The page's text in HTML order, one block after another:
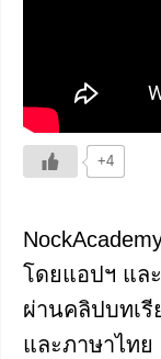
+4
โดยแอปฯ แล
ผ่านคลิปบทเ
และภาษาไทย